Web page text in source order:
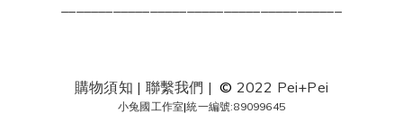
購物須知 | 聯繫我們 |© 2022 Pei+Pei
小兔國工作室|統一編號:89099645